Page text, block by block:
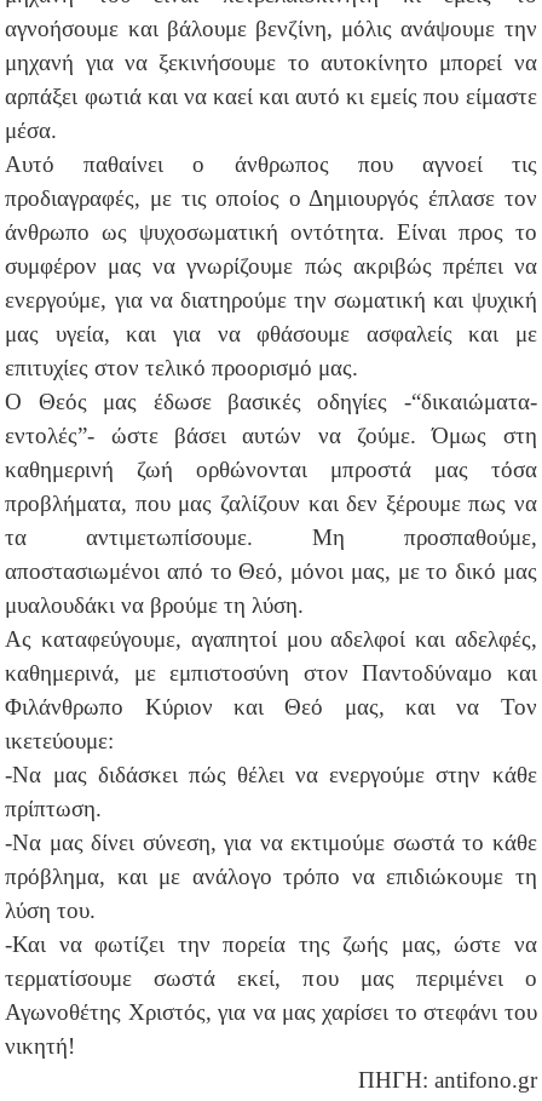
αγνοήσουμε και βάλουμε βενζίνη, μόλις ανάψουμε την
μηχανή για να ξεκινήσουμε το αυτοκίνητο μπορεί να
αρπάξει φωτιά και να καεί και αυτό κι εμείς που είμαστε
μέσα.
Αυτό παθαίνει ο άνθρωπος που αγνοεί τις
προδιαγραφές, με τις οποίος ο Δημιουργός έπλασε τον
άνθρωπο ως ψυχοσωματική οντότητα. Είναι προς το
συμφέρον μας να γνωρίζουμε πώς ακριβώς πρέπει να
ενεργούμε, για να διατηρούμε την σωματική και ψυχική
μας υγεία, και για να φθάσουμε ασφαλείς και με
επιτυχίες στον τελικό προορισμό μας.
Ο Θεός μας έδωσε βασικές οδηγίες -“δικαιώματα-
εντολές”- ώστε βάσει αυτών να ζούμε. Όμως στη
καθημερινή ζωή ορθώνονται μπροστά μας τόσα
προβλήματα, που μας ζαλίζουν και δεν ξέρουμε πως να
τα αντιμετωπίσουμε. Μη προσπαθούμε,
αποστασιωμένοι από το Θεό, μόνοι μας, με το δικό μας
μυαλουδάκι να βρούμε τη λύση.
Ας καταφεύγουμε, αγαπητοί μου αδελφοί και αδελφές,
καθημερινά, με εμπιστοσύνη στον Παντοδύναμο και
Φιλάνθρωπο Κύριον και Θεό μας, και να Τον
ικετεύουμε:
-Να μας διδάσκει πώς θέλει να ενεργούμε στην κάθε
πρίπτωση.
-Να μας δίνει σύνεση, για να εκτιμούμε σωστά το κάθε
πρόβλημα, και με ανάλογο τρόπο να επιδιώκουμε τη
λύση του.
-Και να φωτίζει την πορεία της ζωής μας, ώστε να
τερματίσουμε σωστά εκεί, που μας περιμένει ο
Αγωνοθέτης Χριστός, για να μας χαρίσει το στεφάνι του
νικητή!
ΠΗΓΗ: antifono.gr